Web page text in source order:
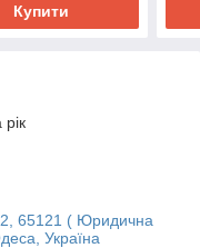
Купити
65121 ( Юридична
Україна